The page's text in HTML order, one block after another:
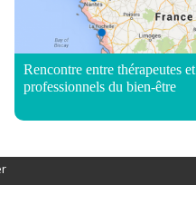
Rencontre entre thérapeutes et
professionnels du bien-être